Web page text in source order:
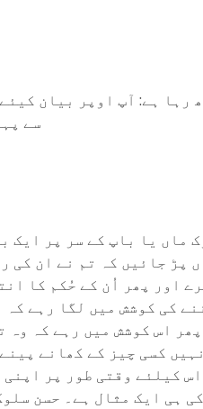
رہا ہے: آپ اوپر بیان
سے
ماں یا باپ کے سر پر ایک
پڑ جائیں کہ تم نے ان
اور پھر اُن کے حُکم کا
کی کوشش میں لگا رہے
اس کوشش میں رہے کہ
کسی چیز کے کھانے
کیلئے وقتی طور پر
ہی ایک مثال ہے۔ حسن